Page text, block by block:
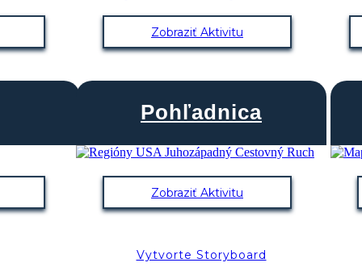
Zobraziť Aktivitu
Pohľadnica
Zobraziť Aktivitu
Vytvorte Storyboard